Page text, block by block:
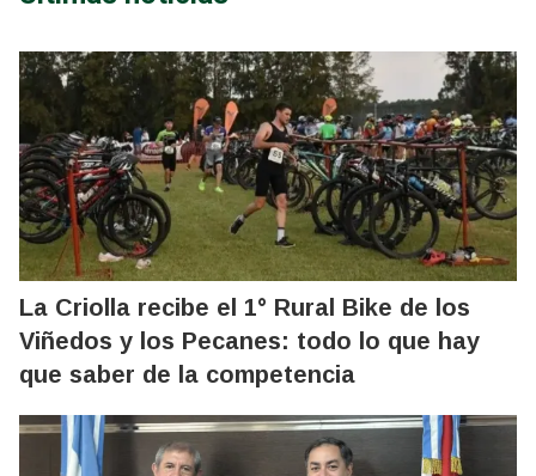
La Criolla recibe el 1° Rural Bike de los
Viñedos y los Pecanes: todo lo que hay
que saber de la competencia